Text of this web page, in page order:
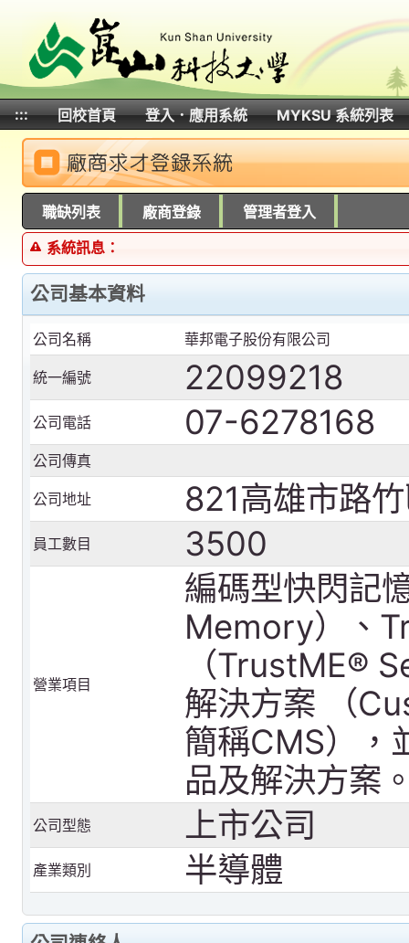
::: 回校首頁 登入．應用系統
MYKSU 系統列表
職缺列表 廠商登錄 管理者登入
系統訊息：
公司基本資料
公司名稱 華邦電子股份有限公司
統一編號 22099218
公司電話 07-6278168
公司傳真
公司地址 821高雄市路
員工數目 3500
營業項目
編碼型快閃記
Memory）、
（TrustME®
解決方案 （
簡稱CMS），
品及解決方案
公司型態 上市公司
產業類別 半導體